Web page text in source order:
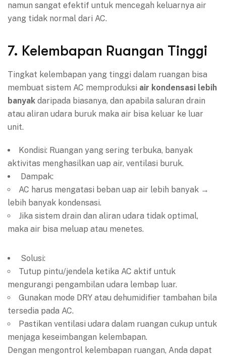
namun sangat efektif untuk mencegah keluarnya air
yang tidak normal dari AC.
7. Kelembapan Ruangan Tinggi
Tingkat kelembapan yang tinggi dalam ruangan bisa
membuat sistem AC memproduksi air kondensasi lebih
banyak daripada biasanya, dan apabila saluran drain
atau aliran udara buruk maka air bisa keluar ke luar
unit.
Kondisi: Ruangan yang sering terbuka, banyak
aktivitas menghasilkan uap air, ventilasi buruk.
Dampak:
AC harus mengatasi beban uap air lebih banyak →
lebih banyak kondensasi.
Jika sistem drain dan aliran udara tidak optimal,
maka air bisa meluap atau menetes.
Solusi:
Tutup pintu/jendela ketika AC aktif untuk
mengurangi pengambilan udara lembap luar.
Gunakan mode DRY atau dehumidifier tambahan bila
tersedia pada AC.
Pastikan ventilasi udara dalam ruangan cukup untuk
menjaga keseimbangan kelembapan.
Dengan mengontrol kelembapan ruangan, Anda dapat